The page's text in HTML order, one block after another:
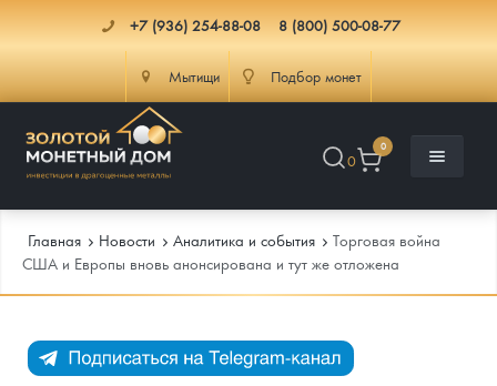
+7 (936) 254-88-08 8 (800) 500-08-77
Мытищи Подбор монет
0
0
Каталог Монет
Инфо
Главная Новости Аналитика и события
Торговая война
США и Европы вновь анонсирована и тут же отложена